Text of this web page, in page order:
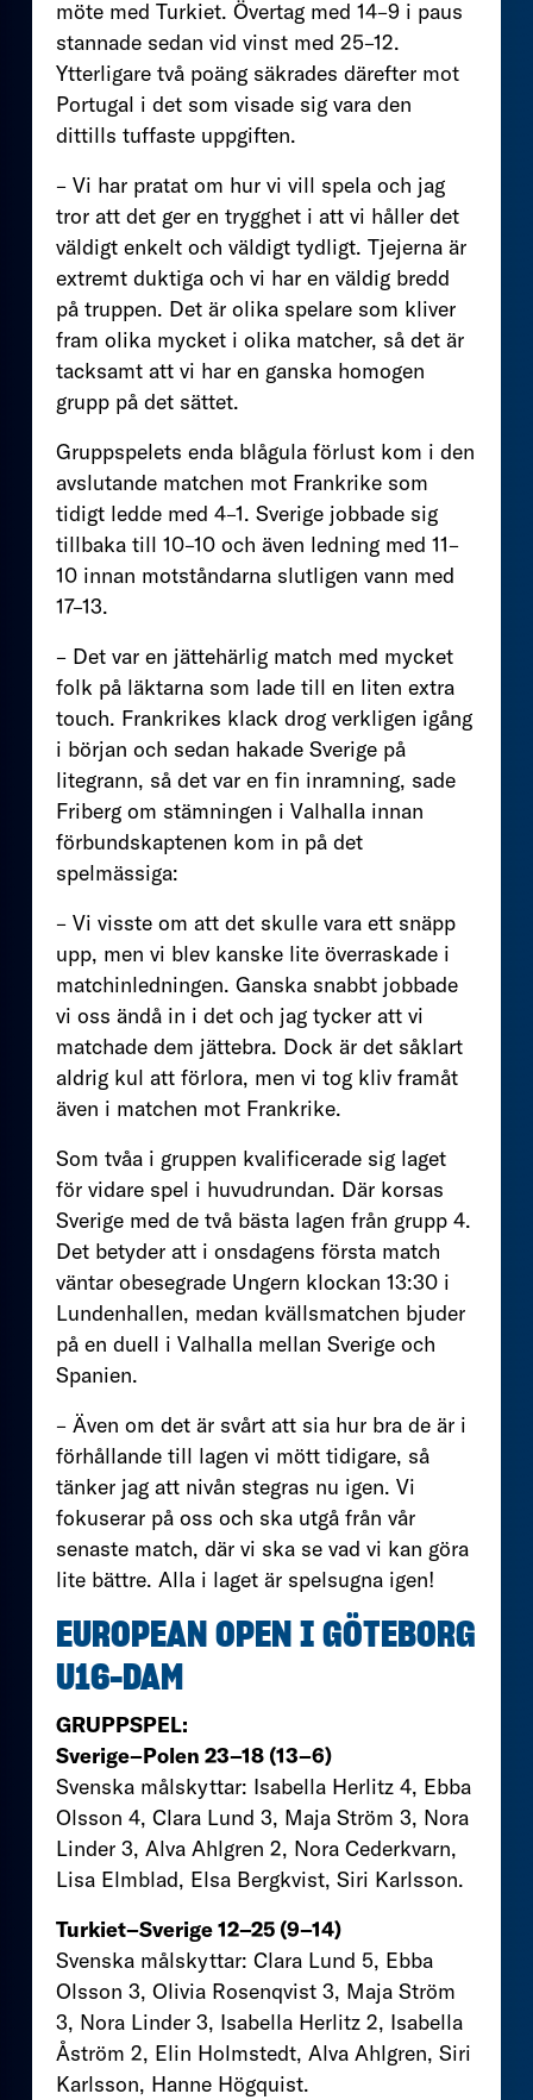
möte med Turkiet. Övertag med 14–9 i paus
stannade sedan vid vinst med 25–12.
Ytterligare två poäng säkrades därefter mot
Portugal i det som visade sig vara den
dittills tuffaste uppgiften.
– Vi har pratat om hur vi vill spela och jag
tror att det ger en trygghet i att vi håller det
väldigt enkelt och väldigt tydligt. Tjejerna är
extremt duktiga och vi har en väldig bredd
på truppen. Det är olika spelare som kliver
fram olika mycket i olika matcher, så det är
tacksamt att vi har en ganska homogen
grupp på det sättet.
Gruppspelets enda blågula förlust kom i den
avslutande matchen mot Frankrike som
tidigt ledde med 4–1. Sverige jobbade sig
tillbaka till 10–10 och även ledning med 11–
10 innan motståndarna slutligen vann med
17–13.
– Det var en jättehärlig match med mycket
folk på läktarna som lade till en liten extra
touch. Frankrikes klack drog verkligen igång
i början och sedan hakade Sverige på
litegrann, så det var en fin inramning, sade
Friberg om stämningen i Valhalla innan
förbundskaptenen kom in på det
spelmässiga:
– Vi visste om att det skulle vara ett snäpp
upp, men vi blev kanske lite överraskade i
matchinledningen. Ganska snabbt jobbade
vi oss ändå in i det och jag tycker att vi
matchade dem jättebra. Dock är det såklart
aldrig kul att förlora, men vi tog kliv framåt
även i matchen mot Frankrike.
Som tvåa i gruppen kvalificerade sig laget
för vidare spel i huvudrundan. Där korsas
Sverige med de två bästa lagen från grupp 4.
Det betyder att i onsdagens första match
väntar obesegrade Ungern klockan 13:30 i
Lundenhallen, medan kvällsmatchen bjuder
på en duell i Valhalla mellan Sverige och
Spanien.
– Även om det är svårt att sia hur bra de är i
förhållande till lagen vi mött tidigare, så
tänker jag att nivån stegras nu igen. Vi
fokuserar på oss och ska utgå från vår
senaste match, där vi ska se vad vi kan göra
lite bättre. Alla i laget är spelsugna igen!
EUROPEAN OPEN I GÖTEBORG
U16-DAM
GRUPPSPEL:
Sverige–Polen 23–18 (13–6)
Svenska målskyttar: Isabella Herlitz 4, Ebba
Olsson 4, Clara Lund 3, Maja Ström 3, Nora
Linder 3, Alva Ahlgren 2, Nora Cederkvarn,
Lisa Elmblad, Elsa Bergkvist, Siri Karlsson.
Turkiet–Sverige 12–25 (9–14)
Svenska målskyttar: Clara Lund 5, Ebba
Olsson 3, Olivia Rosenqvist 3, Maja Ström
3, Nora Linder 3, Isabella Herlitz 2, Isabella
Åström 2, Elin Holmstedt, Alva Ahlgren, Siri
Karlsson, Hanne Högquist.